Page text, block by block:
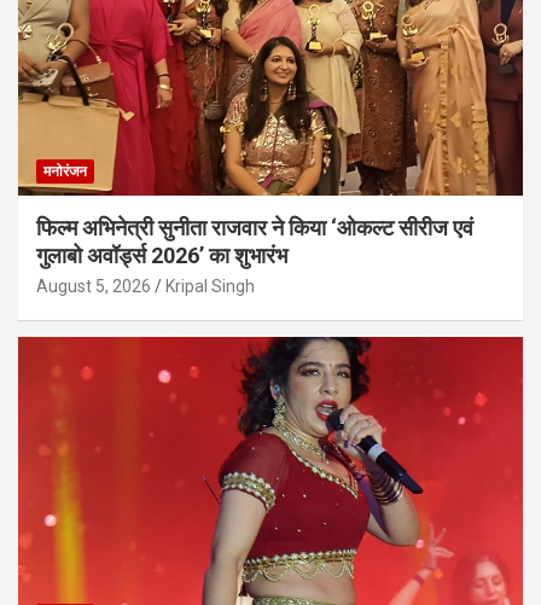
मनोरंजन
फिल्म अभिनेत्री सुनीता राजवार ने किया ‘ओकल्ट सीरीज एवं
गुलाबो अवॉर्ड्स 2026’ का शुभारंभ
August 5, 2026 Kripal Singh